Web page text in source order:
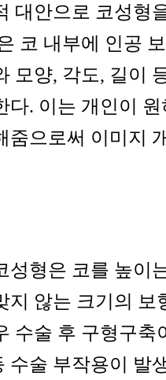
대안으로 코성형
코 내부에 인공
모양, 각도, 길이
다. 이는 개인이
줌으로써 이미지
성형은 코를 높이
지 않는 크기의 보
수술 후 구형구축
수술 부작용이 발